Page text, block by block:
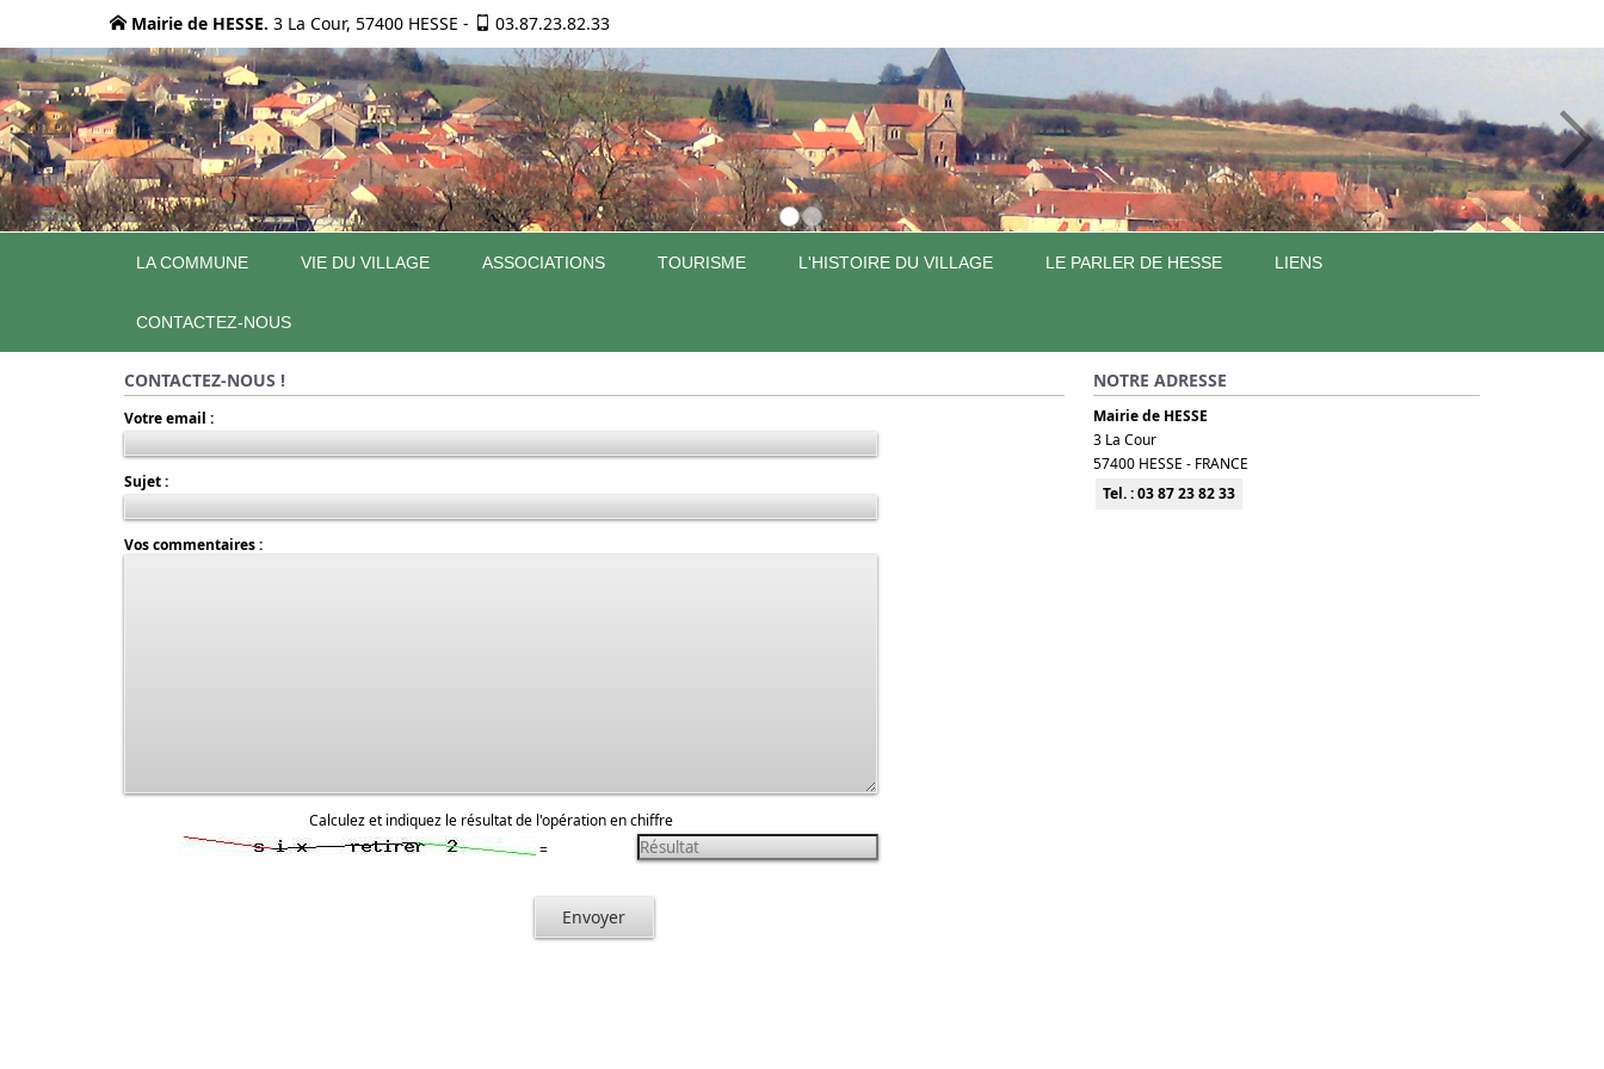
Mairie de HESSE. 3 La Cour, 57400 HESSE - 03.87.23.82.33
LA COMMUNE VIE DU VILLAGE ASSOCIATIONS TOURISME L'HISTOIRE DU VILLAGE LE PARLER DE HESSE LIENS
CONTACTEZ-NOUS
CONTACTEZ-NOUS !
Votre email :
Sujet :
Vos commentaires :
Calculez et indiquez le résultat de l'opération en chiffre
=
NOTRE ADRESSE
Mairie de HESSE
3 La Cour
57400 HESSE - FRANCE
Tel. : 03 87 23 82 33